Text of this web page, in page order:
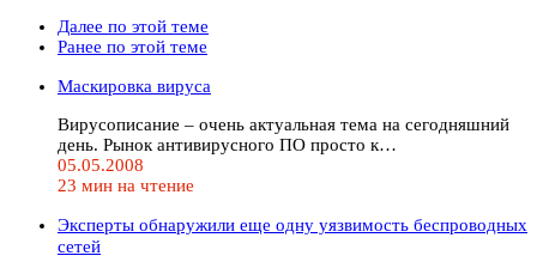
Далее по этой теме
Ранее по этой теме
Маскировка вируса
Вирусописание – очень актуальная тема на сегодняшний
день. Рынок антивирусного ПО просто к…
05.05.2008
23 мин на чтение
Эксперты обнаружили еще одну уязвимость беспроводных
сетей